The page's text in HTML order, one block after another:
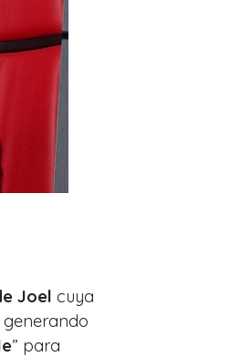
Joel cuya
, generando
” para